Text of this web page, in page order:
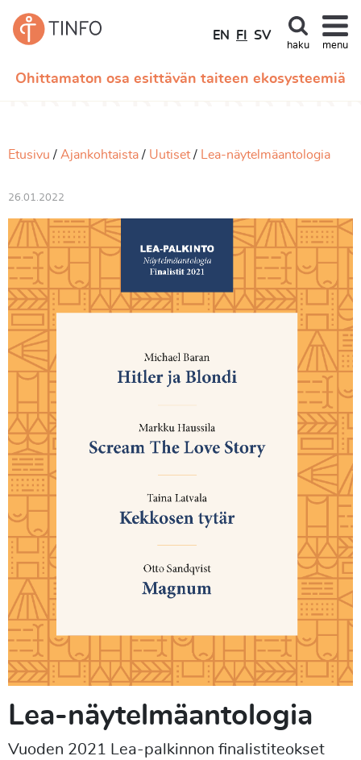
Ohittamaton osa esittävän taiteen ekosysteemiä
EN FI SV
haku menu
Etusivu Ajankohtaista Uutiset Lea-näytelmäantologia
26.01.2022
Lea-näytelmäantologia
Vuoden 2021 Lea-palkinnon finalistiteokset